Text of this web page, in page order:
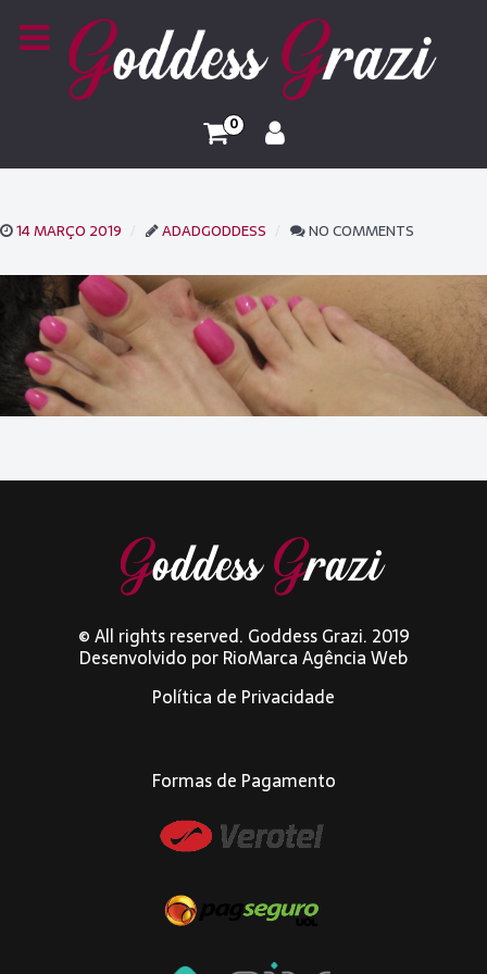
0
14 MARÇO 2019 ADADGODDESS NO COMMENTS
© All rights reserved. Goddess Grazi. 2019
Desenvolvido porRioMarca Agência Web
Política de Privacidade
Formas de Pagamento